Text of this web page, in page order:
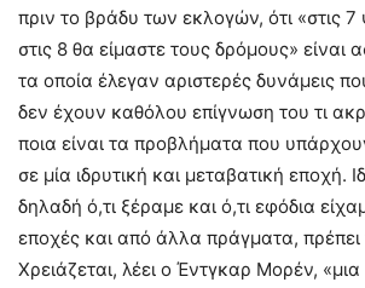
πριν το βράδυ των εκλογών, ότι «στις 7
στις 8 θα είμαστε τους δρόμους» είναι
τα οποία έλεγαν αριστερές δυνάμεις
δεν έχουν καθόλου επίγνωση του τι
ποια είναι τα προβλήματα που
σε μία ιδρυτική και μεταβατική εποχή.
δηλαδή ό,τι ξέραμε και ό,τι εφόδια
εποχές και από άλλα πράγματα,
Χρειάζεται, λέει ο Έντγκαρ Μορέν,